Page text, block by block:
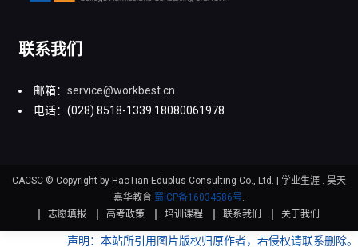
联系我们
邮箱： service@workbest.cn
电话：(028) 8518-1339 18080061978
CACSC © Copyright by HaoTian Eduplus Consulting Co., Ltd.
学业生涯 . 昊天
嘉华教育 蜀ICP备16034586号.
志愿填报
高考政策 培训课程 联系我们 关于我们
声明：本站所引用图片版权归原作者，若侵权请联系删除。